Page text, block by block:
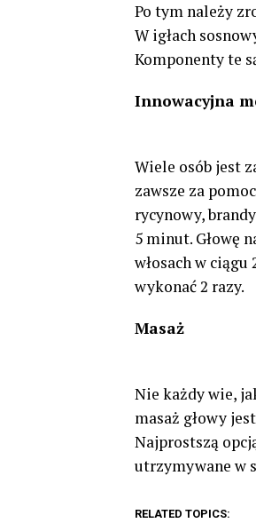
Po tym należy
W igłach
Komponenty te
Innowacyjna
Wiele osób jest
zawsze za
rycynowy,
5 minut. Głowę
włosach w
wykonać 2 razy.
Masaż
Nie każdy wie,
masaż głowy
Najprostszą
utrzymywane w
RELATED TOPICS: